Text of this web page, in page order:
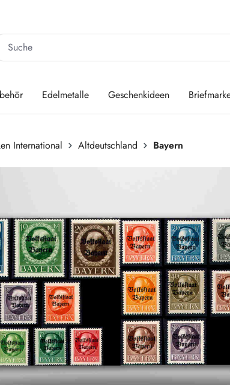
Edelmetalle Geschenkideen
International Altdeutschland
Bayern